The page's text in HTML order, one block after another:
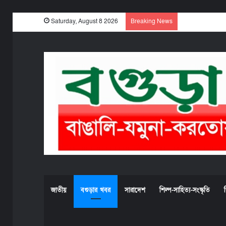
Saturday, August 8 2026 Breaking News
জাতীয় বগুড়ার খবর সারাদেশ শিল্প-সাহিত্য-সংস্কৃতি